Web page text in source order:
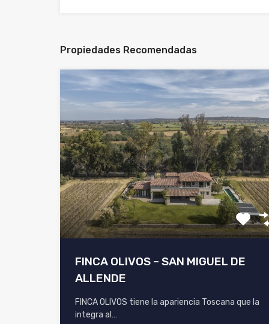
Propiedades Recomendadas
FINCA OLIVOS – SAN MIGUEL DE
ALLENDE
FINCA OLIVOS tiene la apariencia Toscana que la
integra al…